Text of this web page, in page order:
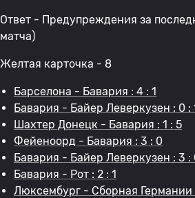
Ответ - Предупреждения за
матча)
Желтая карточка - 8
Барселона - Бавария : 4 : 1
Бавария - Байер Леверкузен : 0 :
Шахтер Донецк - Бавария : 1 : 5
Фейеноорд - Бавария : 3 : 0
Бавария - Байер Леверкузен : 3 :
Бавария - Рот : 2 : 1
Люксембург - Сборная Германии